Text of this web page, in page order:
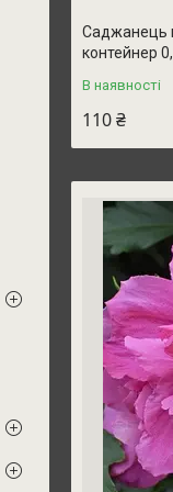
Саджанець
контейнер
В наявності
110 ₴